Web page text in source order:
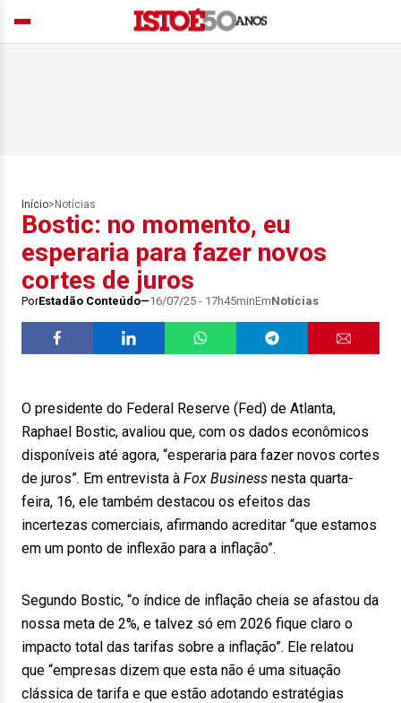
Início> Notícias
Bostic: no momento, eu
esperaria para fazer novos
cortes de juros
PorEstadão Conteúdo 16/07/25 - 17h45minEmNotícias
O presidente do Federal Reserve (Fed) de Atlanta,
Raphael Bostic, avaliou que, com os dados econômicos
disponíveis até agora, “esperaria para fazer novos cortes
de juros”. Em entrevista à Fox Business nesta quarta-
feira, 16, ele também destacou os efeitos das
incertezas comerciais, afirmando acreditar “que estamos
em um ponto de inflexão para a inflação”.
Segundo Bostic, “o índice de inflação cheia se afastou da
nossa meta de 2%, e talvez só em 2026 fique claro o
impacto total das tarifas sobre a inflação”. Ele relatou
que “empresas dizem que esta não é uma situação
clássica de tarifa e que estão adotando estratégias